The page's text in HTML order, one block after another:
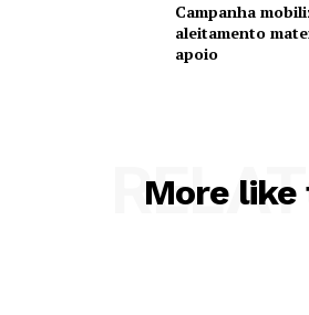
Campanha
aleitamento
apoio
More like